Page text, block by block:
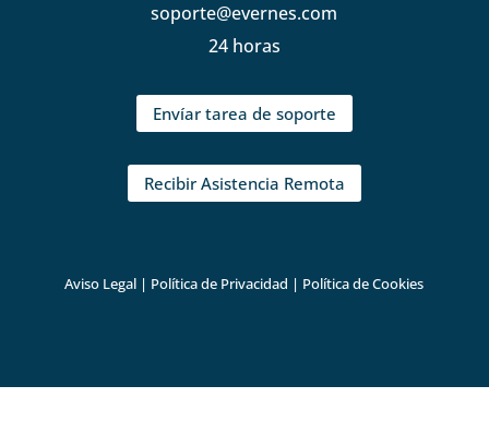
soporte@evernes.com
24 horas
Envíar tarea de soporte
Recibir Asistencia Remota
Aviso Legal | Política de Privacidad | Política de Cookies